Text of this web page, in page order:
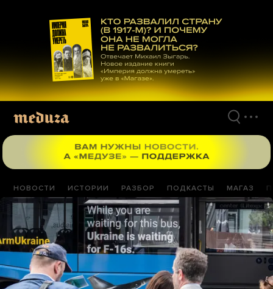
материалам
НОВОСТИ ИСТОРИИ РАЗБОР ПОДКАСТЫ МАГАЗ